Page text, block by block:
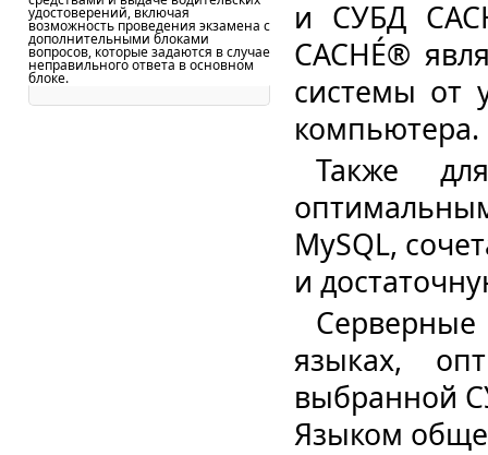
удостоверений, включая
возможность проведения экзамена с
дополнительными блоками
вопросов, которые задаются в случае
неправильного ответа в основном
блоке.
и СУБД
CACHÉ®
системы от
компьютера.
Также
MySQL,
и
языках,
выбранной
Языком